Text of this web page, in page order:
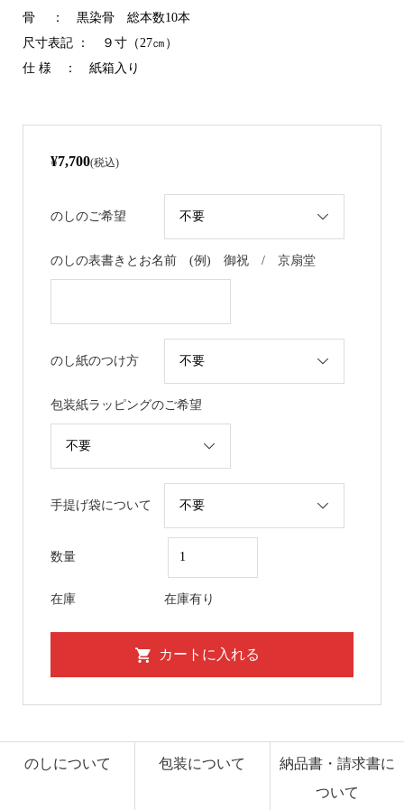
骨 ： 黒染骨 総本数10本
尺寸表記 ： ９寸（27㎝）
仕 様 ： 紙箱入り
¥7,700(税込)
のしのご希望
のしの表書きとお名前 (例) 御祝 / 京扇堂
のし紙のつけ方
包装紙ラッピングのご希望
手提げ袋について
数量
在庫 在庫有り
のしについて 包装について
納品書・請求書に
ついて